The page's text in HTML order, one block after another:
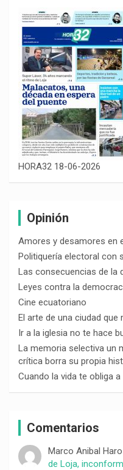
HORA32 18-06-2026
Opinión
Amores y desamores en
Politiquería electoral con
Las consecuencias de la
Leyes contra la
Cine ecuatoriano
El arte de una ciudad que
Ir a la iglesia no te hace
La memoria selectiva un
crítica borra su propia
Cuando la vida te obliga
Comentarios
Marco Anibal
de Loja,